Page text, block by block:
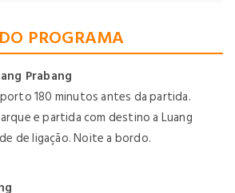
PROGRAMA
Prabang
180 minutos antes da partida.
e partida com destino a Luang
de ligação. Noite a bordo.